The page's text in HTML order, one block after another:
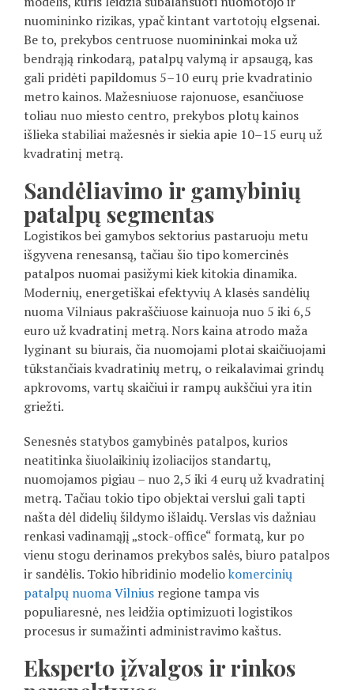
nuomininko rizikas, ypač kintant vartotojų elgsenai.
Be to, prekybos centruose nuomininkai moka už
bendrąją rinkodarą, patalpų valymą ir apsaugą, kas
gali pridėti papildomus 5–10 eurų prie kvadratinio
metro kainos. Mažesniuose rajonuose, esančiuose
toliau nuo miesto centro, prekybos plotų kainos
išlieka stabiliai mažesnės ir siekia apie 10–15 eurų už
kvadratinį metrą.
Sandėliavimo ir gamybinių
patalpų segmentas
Logistikos bei gamybos sektorius pastaruoju metu
išgyvena renesansą, tačiau šio tipo komercinės
patalpos nuomai pasižymi kiek kitokia dinamika.
Modernių, energetiškai efektyvių A klasės sandėlių
nuoma Vilniaus pakraščiuose kainuoja nuo 5 iki 6,5
euro už kvadratinį metrą. Nors kaina atrodo maža
lyginant su biurais, čia nuomojami plotai skaičiuojami
tūkstančiais kvadratinių metrų, o reikalavimai grindų
apkrovoms, vartų skaičiui ir rampų aukščiui yra itin
griežti.
Senesnės statybos gamybinės patalpos, kurios
neatitinka šiuolaikinių izoliacijos standartų,
nuomojamos pigiau – nuo 2,5 iki 4 eurų už kvadratinį
metrą. Tačiau tokio tipo objektai verslui gali tapti
našta dėl didelių šildymo išlaidų. Verslas vis dažniau
renkasi vadinamąjį „stock-office“ formatą, kur po
vienu stogu derinamos prekybos salės, biuro patalpos
ir sandėlis. Tokio hibridinio modeliokomercinių
patalpų nuoma Vilnius regione tampa vis
populiaresnė, nes leidžia optimizuoti logistikos
procesus ir sumažinti administravimo kaštus.
Eksperto įžvalgos ir rinkos